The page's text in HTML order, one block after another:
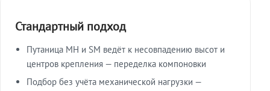
Стандартный подход
Путаница МН и SM ведёт к несовпадению высот и
центров крепления — переделка компоновки
Подбор без учёта механической нагрузки —